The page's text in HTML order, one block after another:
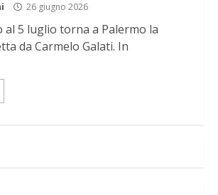
26 giugno 2026
al 5 luglio torna a Palermo la
da Carmelo Galati. In